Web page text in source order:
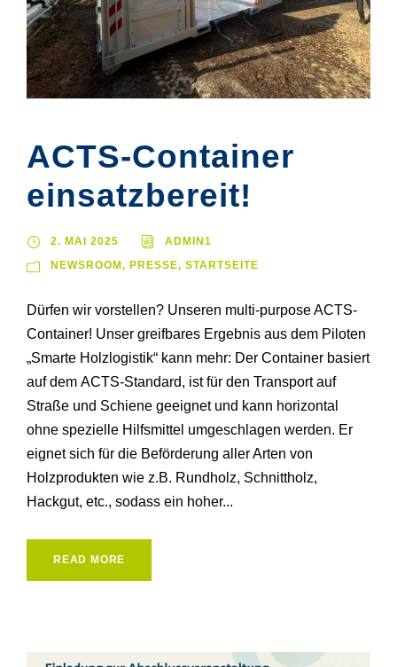
ACTS-Container
einsatzbereit!
2. MAI 2025 ADMIN1
NEWSROOM , PRESSE, STARTSEITE
Dürfen wir vorstellen? Unseren multi-purpose ACTS-
Container! Unser greifbares Ergebnis aus dem Piloten
„Smarte Holzlogistik“ kann mehr: Der Container basiert
auf dem ACTS-Standard, ist für den Transport auf
Straße und Schiene geeignet und kann horizontal
ohne spezielle Hilfsmittel umgeschlagen werden. Er
eignet sich für die Beförderung aller Arten von
Holzprodukten wie z.B. Rundholz, Schnittholz,
Hackgut, etc., sodass ein hoher...
READ MORE